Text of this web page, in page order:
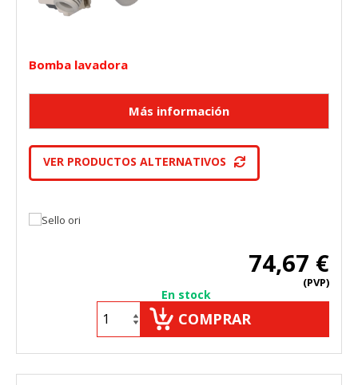
Bomba lavadora
VER PRODUCTOS ALTERNATIVOS
74,67 €
(PVP)
En stock
COMPRAR